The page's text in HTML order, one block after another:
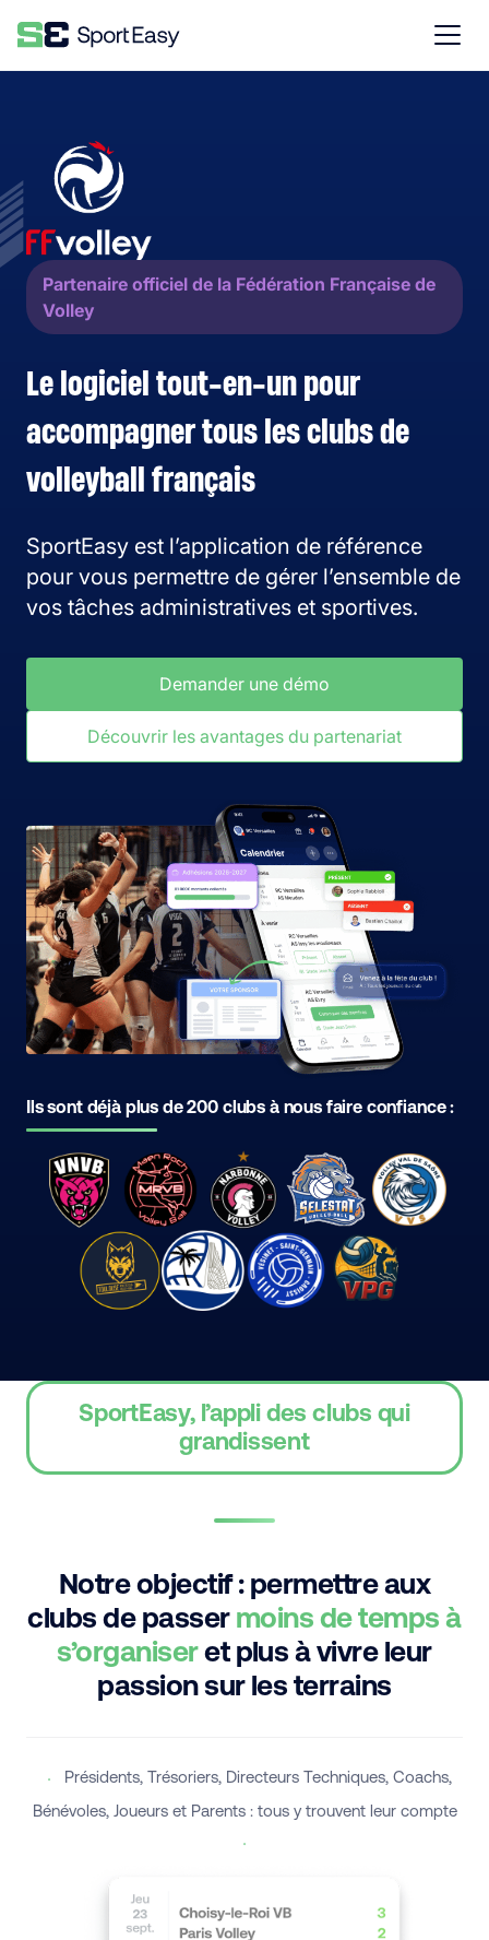
Partenaire officiel de la Fédération Française de
Volley
Le logiciel tout-en-un pour
accompagner tous lesclubs de
volleyball français
SportEasy est l’application de référence
pour vous permettre de gérer l’ensemble de
vos tâches administratives et sportives.
Demander une démo
Découvrir les avantages du partenariat
Ils sont déjà plus de 200 clubs à nous faire confiance :
SportEasy, l’appli des clubs qui
grandissent
Notre objectif : permettre aux
clubs de passer moins de temps à
s’organiseret plus à vivre leur
passion sur les terrains
Présidents, Trésoriers, Directeurs Techniques, Coachs,
Bénévoles, Joueurs et Parents : tous y trouvent leur compte